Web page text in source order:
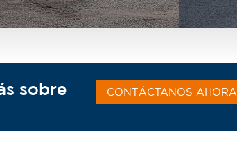
sobre
CONTÁCTANOS AHORA